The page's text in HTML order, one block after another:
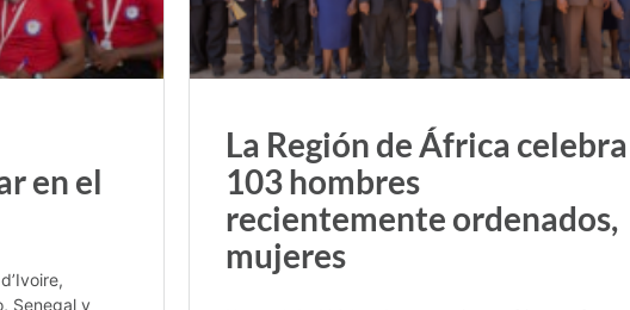
en el
Senegal y
La Región de África celebra
103 hombres
recientemente ordenados,
mujeres